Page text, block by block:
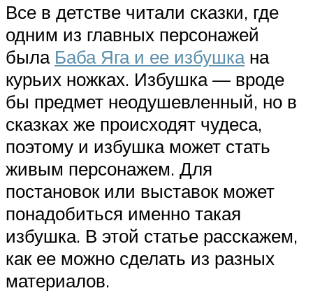
Все в детстве читали сказки, где
одним из главных персонажей
была Баба Яга и ее избушкана
курьих ножках. Избушка — вроде
бы предмет неодушевленный, но в
сказках же происходят чудеса,
поэтому и избушка может стать
живым персонажем. Для
постановок или выставок может
понадобиться именно такая
избушка. В этой статье расскажем,
как ее можно сделать из разных
материалов.